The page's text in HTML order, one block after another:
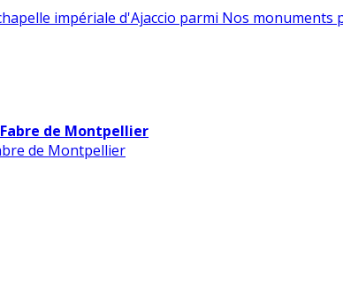
impériale d'Ajaccio parmi Nos monuments
de Montpellier